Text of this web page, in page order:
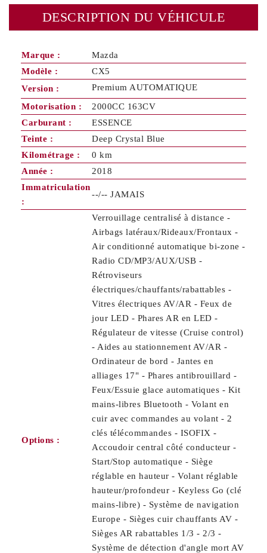
DESCRIPTION DU VÉHICULE
Marque :
Mazda
Modèle :
CX5
Version :
Premium AUTOMATIQUE
Motorisation :
2000CC 163CV
Carburant :
ESSENCE
Teinte :
Deep Crystal Blue
Kilométrage :
0 km
Année :
2018
Immatriculation
:
--/-- JAMAIS
Options :
Verrouillage centralisé à distance -
Airbags latéraux/Rideaux/Frontaux -
Air conditionné automatique bi-zone -
Radio CD/MP3/AUX/USB -
Rétroviseurs
électriques/chauffants/rabattables -
Vitres électriques AV/AR - Feux de
jour LED - Phares AR en LED -
Régulateur de vitesse (Cruise control)
- Aides au stationnement AV/AR -
Ordinateur de bord - Jantes en
alliages 17" - Phares antibrouillard -
Feux/Essuie glace automatiques - Kit
mains-libres Bluetooth - Volant en
cuir avec commandes au volant - 2
clés télécommandes - ISOFIX -
Accoudoir central côté conducteur -
Start/Stop automatique - Siège
réglable en hauteur - Volant réglable
hauteur/profondeur - Keyless Go (clé
mains-libre) - Système de navigation
Europe - Sièges cuir chauffants AV -
Sièges AR rabattables 1/3 - 2/3 -
Système de détection d'angle mort AV